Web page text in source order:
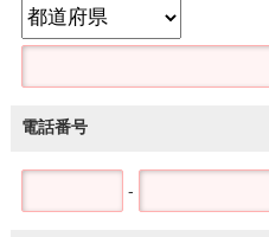
電話番号
-